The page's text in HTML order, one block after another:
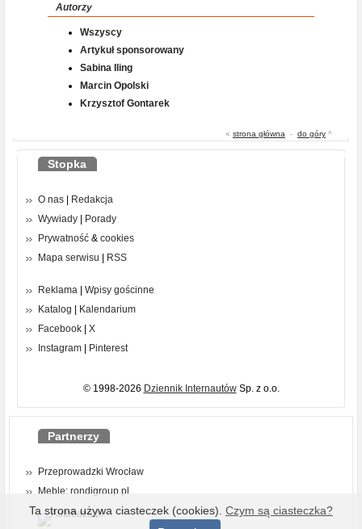
Autorzy
Wszyscy
Artykuł sponsorowany
Sabina Iling
Marcin Opolski
Krzysztof Gontarek
« strona główna - do góry ^
Stopka
O nas | Redakcja
Wywiady | Porady
Prywatność & cookies
Mapa serwisu | RSS
Reklama | Wpisy gościnne
Katalog | Kalendarium
Facebook | X
Instagram | Pinterest
© 1998-2026 Dziennik InternautówSp. z o.o.
Partnerzy
Przeprowadzki Wrocław
Meble: rondigroup.pl
Ta strona używa ciasteczek (cookies). Czym są ciasteczka?